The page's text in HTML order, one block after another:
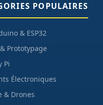
POPULAIRES
& ESP32
Prototypage
Pi
Électroniques
& Drones